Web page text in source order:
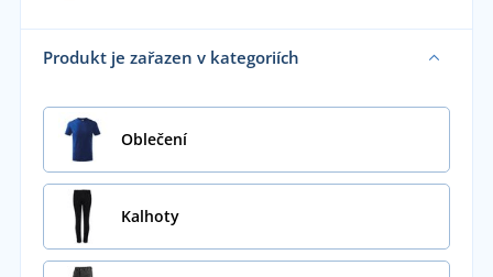
Produkt je zařazen v kategoriích
Oblečení
Kalhoty